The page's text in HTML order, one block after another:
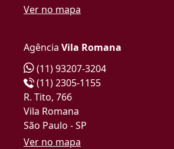
Ver no mapa
Agência Vila Romana
(11) 93207-3204
(11) 2305-1155
R. Tito, 766
Vila Romana
São Paulo - SP
Ver no mapa